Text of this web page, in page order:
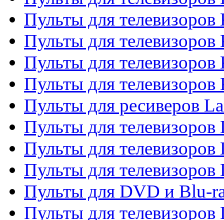
Пульты для телевизоров
Пульты для телевизоров
Пульты для
Пульты для
Пульты для ресиверов
Пульты для телевизоров
Пульты для телевизоров
Пульты для телевизоров
Пульты для DVD и Blu-
Пульты для телевизоров